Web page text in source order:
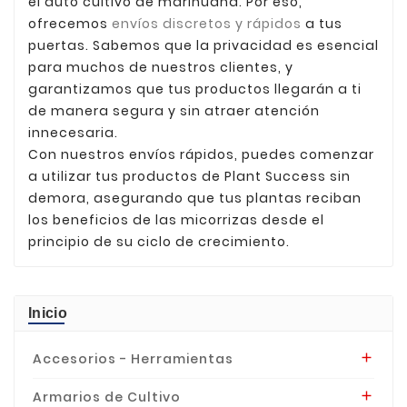
ofrecemos envíos discretos y rápidos a tus
puertas. Sabemos que la privacidad es esencial
para muchos de nuestros clientes, y
garantizamos que tus productos llegarán a ti
de manera segura y sin atraer atención
innecesaria.
Con nuestros envíos rápidos, puedes comenzar
a utilizar tus productos de Plant Success sin
demora, asegurando que tus plantas reciban
los beneficios de las micorrizas desde el
principio de su ciclo de crecimiento.
Inicio
Accesorios - Herramientas 
Armarios de Cultivo 